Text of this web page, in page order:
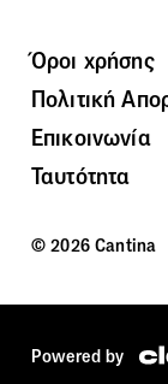
Όροι χρήσης
Πολιτική
Επικοινωνία
Ταυτότητα
© 2026 Cantina
Powered by